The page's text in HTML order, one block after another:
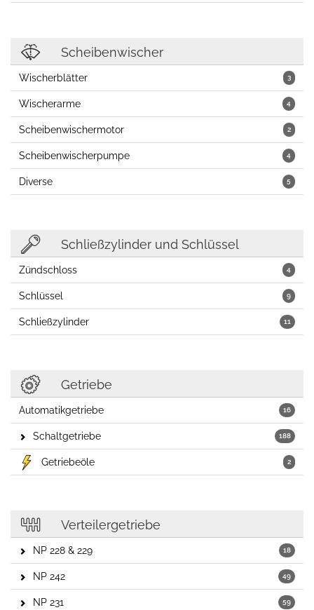
Scheibenwischer
3
Wischerblätter
4
Wischerarme
2
Scheibenwischermotor
4
Scheibenwischerpumpe
5
Diverse
Schließzylinder und Schlüssel
4
Zündschloss
9
Schlüssel
11
Schließzylinder
Getriebe
16
Automatikgetriebe
188
Schaltgetriebe
2
Getriebeöle
Verteilergetriebe
18
NP 228 & 229
49
NP 242
59
NP 231